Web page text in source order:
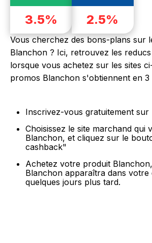
3.5% 2.5%
Vous cherchez des bons-plans sur
Blanchon ? Ici, retrouvez les
lorsque vous achetez sur les sites
promos Blanchon s'obtiennent en 3
Inscrivez-vous gratuitement sur
Choisissez le site marchand qui
Blanchon, et cliquez sur le
cashback"
Achetez votre produit
Blanchon apparaîtra dans votre
quelques jours plus tard.